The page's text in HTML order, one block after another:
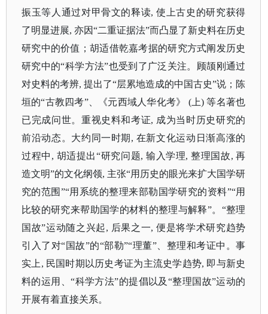
振玉等人通过对甲骨文的释读, 使上古史的研究获得
了明显进展, 亦因“二重证据法”而凸显了新史料在历史
研究中的价值；胡适借乾嘉考据的研究方式阐发历史
研究中的“科学方法”也受到了广泛关注。顾颉刚通过
对史料的考辨, 提出了“层累地造成的中国古史”说；陈
垣的“古教四考”、《元西域人华化考》 (上) 等名著也
已完成问世。重视史料和考证, 成为当时历史研究的
前沿动态。大约同一时期, 在新文化运动日渐高涨的
过程中, 胡适提出“研究问题, 输入学理, 整理国故, 再
造文明”的文化纲领, 主张“用历史的眼光来扩大国学研
究的范围”“用系统的整理来部勒国学研究的资料”“用
比较的研究来帮助国学的材料的整理与解释”。“整理
国故”运动随之兴起, 后果之一, 便是将学术研究趋势
引入了对“国故”的“部勒”“理董”、整理和考证中。事
实上, 民国时期以历史考证为主流史学趋势, 即与新史
料的运用、“科学方法”的提倡以及“整理国故”运动的
开展有着直接关系。